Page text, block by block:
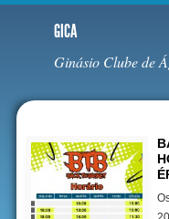
GICA
Ginásio Clube de